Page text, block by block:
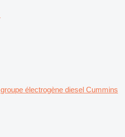
groupe électrogène diesel Cummins